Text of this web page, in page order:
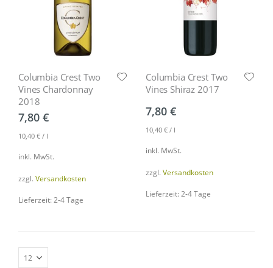
Columbia Crest Two
Vines Chardonnay
2018
7,80 €
10,40 € / l
inkl. MwSt.
zzgl. Versandkosten
Lieferzeit: 2-4 Tage
Columbia Crest Two
Vines Shiraz 2017
7,80 €
10,40 € / l
inkl. MwSt.
zzgl. Versandkosten
Lieferzeit: 2-4 Tage